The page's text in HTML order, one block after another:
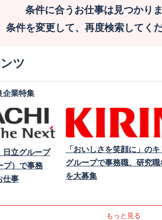
条件に合うお仕事は見つかり
条件を変更して、再度検索してく
ツ
企業特集
日立グループ
プ）で事務
仕事
「おいしさを笑顔に」の
グループで事務職、研究職
を大募集
もっと見る